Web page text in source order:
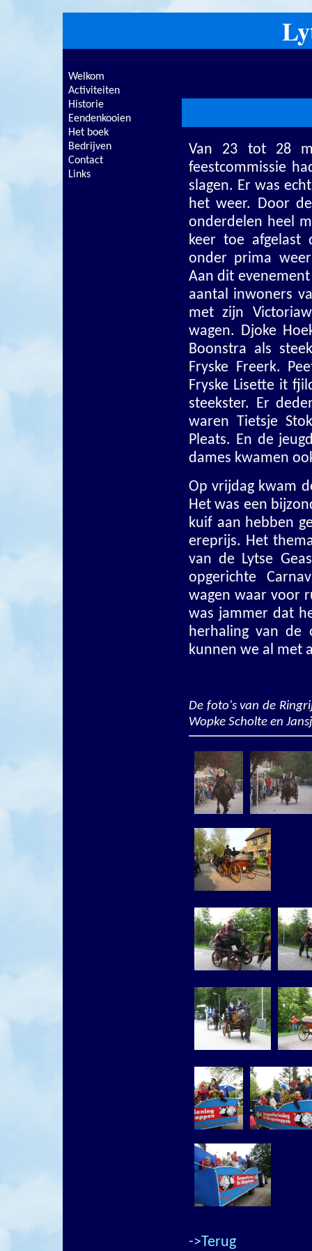
Welkom
Activiteiten
Historie
Eendenkooien
Het boek
Bedrijven
Contact
Links
Van 23 tot 28
feestcommissie
slagen. Er was
het weer. Door
onderdelen heel
keer toe afgelast
onder prima
Aan dit
aantal inwoners
met zijn
wagen. Djoke
Boonstra als
Fryske Freerk.
Fryske Lisette it
steekster. Er
waren Tietsje
Pleats. En de
dames kwamen
Op vrijdag kwam
Het was een
kuif aan hebben
ereprijs. Het
van de Lytse
opgerichte
wagen waar voor
was jammer dat
herhaling van de
kunnen we al met
De foto's van de
Wopke Scholte en
->Terug